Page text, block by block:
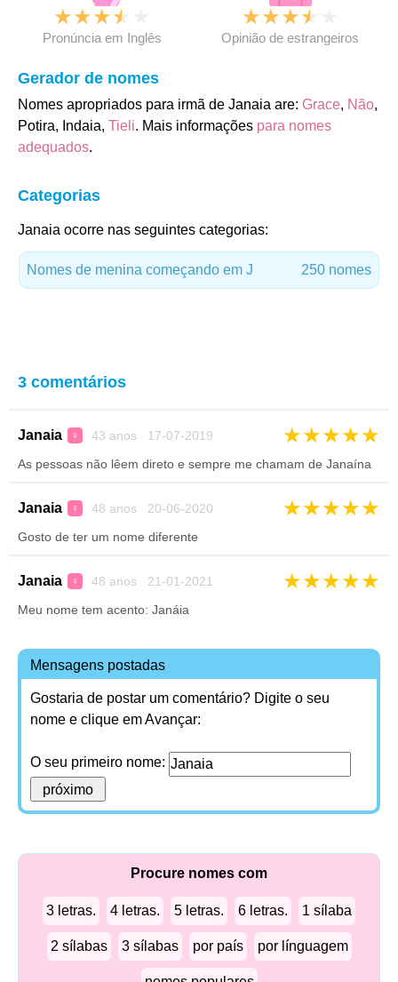
★★★★
Pronúncia em Inglês
★★★★
Opinião de estrangeiros
Gerador de nomes
Nomes apropriados para irmã de Janaia are: Grace, Não,
Potira, Indaia, Tieli. Mais informações para nomes
adequados.
Categorias
Janaia ocorre nas seguintes categorias:
Nomes de menina começando em J 250 nomes
3 comentários
Janaia ♀ 43 anos 17-07-2019 ★★★★★
As pessoas não lêem direto e sempre me chamam de Janaína
Janaia ♀ 48 anos 20-06-2020 ★★★★★
Gosto de ter um nome diferente
Janaia ♀ 48 anos 21-01-2021 ★★★★★
Meu nome tem acento: Janáia
Mensagens postadas
Gostaria de postar um comentário? Digite o seu
nome e clique em Avançar:
O seu primeiro nome:
Procure nomes com
3 letras. 4 letras. 5 letras. 6 letras. 1 sílaba
2 sílabas 3 sílabas por país por línguagem